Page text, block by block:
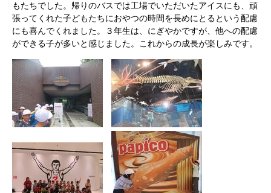
もたちでした。帰りのバスでは工場でいただいたアイスにも、頑
張ってくれた子どもたちにおやつの時間を長めにとるという配慮
にも喜んでくれました。３年生は、にぎやかですが、他への配慮
ができる子が多いと感じました。これからの成長が楽しみです。